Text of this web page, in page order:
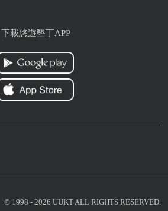
下載悠遊墾丁APP
© 1998 - 2026 UUKT ALL RIGHTS RESERVED.